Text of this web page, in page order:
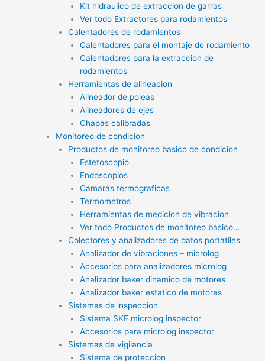
Kit hidraulico de extraccion de garras
Ver todo Extractores para rodamientos
Calentadores de rodamientos
Calentadores para el montaje de rodamiento
Calentadores para la extraccion de
rodamientos
Herramientas de alineacion
Alineador de poleas
Alineadores de ejes
Chapas calibradas
Monitoreo de condicion
Productos de monitoreo basico de condicion
Estetoscopio
Endoscopios
Camaras termograficas
Termometros
Herramientas de medicion de vibracion
Ver todo Productos de monitoreo basico…
Colectores y analizadores de datos portatiles
Analizador de vibraciones – microlog
Accesorios para analizadores microlog
Analizador baker dinamico de motores
Analizador baker estatico de motores
Sistemas de inspeccion
Sistema SKF microlog inspector
Accesorios para microlog inspector
Sistemas de vigilancia
Sistema de proteccion